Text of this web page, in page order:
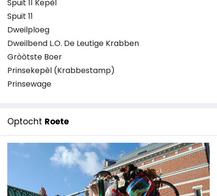
Spuit 11 Kepèl
Spuit 11
Dweilploeg
Dweilbend L.O. De Leutige Krabben
Gròòtste Boer
Prinsekepèl (Krabbestamp)
Prinsewage
Optocht Roete